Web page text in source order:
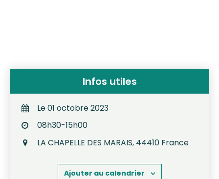
Infos utiles
Le01 octobre2023
08h30-15h00
LA CHAPELLE DES MARAIS, 44410 France
Ajouter au calendrier